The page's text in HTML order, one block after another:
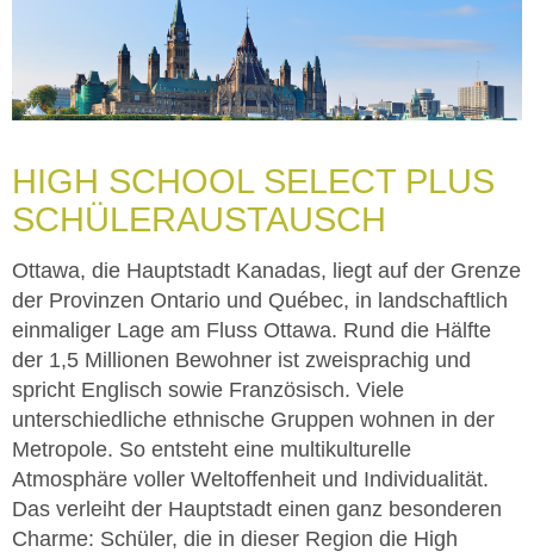
HIGH SCHOOL SELECT PLUS
SCHÜLERAUSTAUSCH
Ottawa, die Hauptstadt Kanadas, liegt auf der Grenze
der Provinzen Ontario und Québec, in landschaftlich
einmaliger Lage am Fluss Ottawa. Rund die Hälfte
der 1,5 Millionen Bewohner ist zweisprachig und
spricht Englisch sowie Französisch. Viele
unterschiedliche ethnische Gruppen wohnen in der
Metropole. So entsteht eine multikulturelle
Atmosphäre voller Weltoffenheit und Individualität.
Das verleiht der Hauptstadt einen ganz besonderen
Charme: Schüler, die in dieser Region die High